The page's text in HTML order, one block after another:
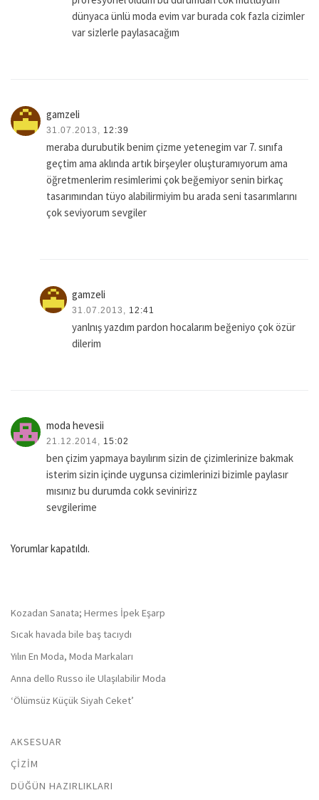
dünyaca ünlü moda evim var burada cok fazla cizimler
var sizlerle paylasacağım
gamzeli
31.07.2013, 12:39
meraba durubutik benim çizme yetenegim var 7. sınıfa
geçtim ama aklında artık birşeyler oluşturamıyorum ama
öğretmenlerim resimlerimi çok beğemiyor senin birkaç
tasarımından tüyo alabilirmiyim bu arada seni tasarımlarını
çok seviyorum sevgiler
gamzeli
31.07.2013, 12:41
yanlnış yazdım pardon hocalarım beğeniyo çok özür
dilerim
moda hevesii
21.12.2014, 15:02
ben çizim yapmaya bayılırım sizin de çizimlerinize bakmak
isterim sizin içinde uygunsa cizimlerinizi bizimle paylasır
mısınız bu durumda cokk sevinirizz
sevgilerime
Yorumlar kapatıldı.
Kozadan Sanata; Hermes İpek Eşarp
Sıcak havada bile baş tacıydı
Yılın En Moda, Moda Markaları
Anna dello Russo ile Ulaşılabilir Moda
‘Ölümsüz Küçük Siyah Ceket’
AKSESUAR
ÇIZIM
DÜĞÜN HAZIRLIKLARI